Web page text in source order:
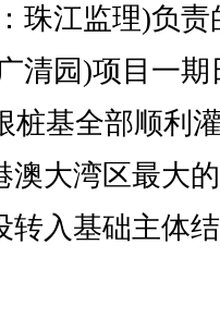
珠江监理)负责
清园)项目一期
桩基全部顺利
澳大湾区最大
转入基础主体